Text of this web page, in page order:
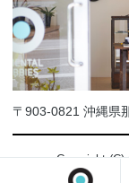
〒903-0821 沖縄県
Copyright